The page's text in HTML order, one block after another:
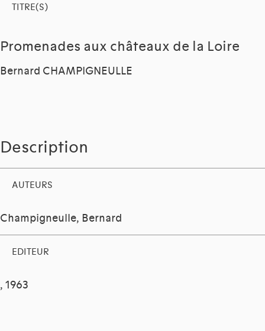
TITRE(S)
Promenades aux châteaux de la Loire
Bernard CHAMPIGNEULLE
Description
AUTEURS
Champigneulle, Bernard
EDITEUR
, 1963